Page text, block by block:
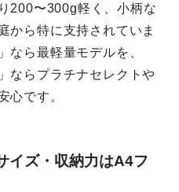
200〜300g軽く、小柄な
から特に支持されていま
なら最軽量モデルを、
ならプラチナセレクトや
心です。
イズ・収納力はA4フ